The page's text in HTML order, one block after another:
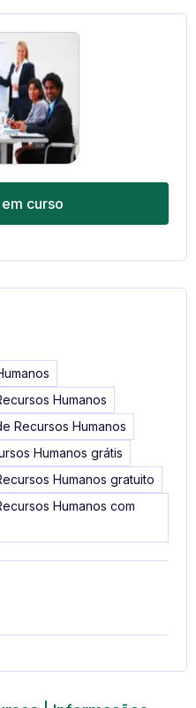
curso
Humanos
Recursos Humanos
Humanos grátis
Humanos gratuito
Humanos com